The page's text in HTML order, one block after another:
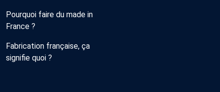
Pourquoi faire du made in
France ?
Fabrication française, ça
signifie quoi ?